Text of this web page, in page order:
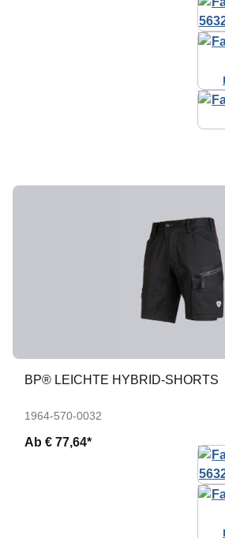
BP® LEICHTE HYBRID-SHORTS
1964-570-0032
Ab € 77,64*